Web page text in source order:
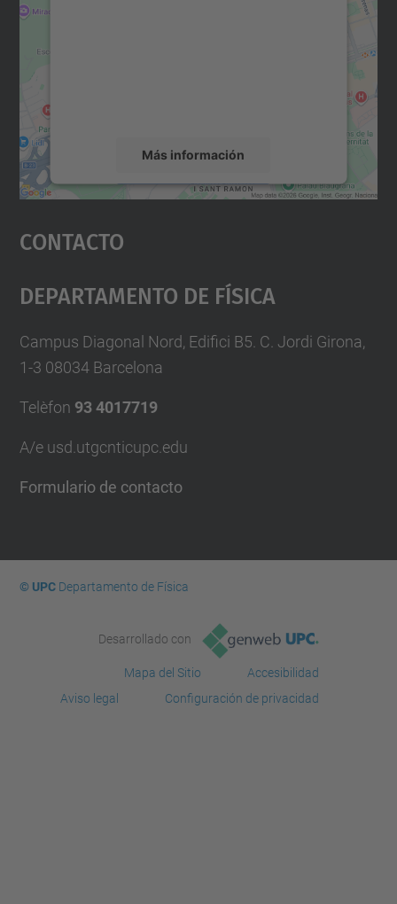
Más información
Aceptar
powered by
Contacto
Departamento De Física
Campus Diagonal Nord, Edifici B5. C. Jordi Girona,
1-3 08034 Barcelona
Telèfon 93 4017719
A/e usd.utgcnticupc.edu
Formulario de contacto
© UPCDepartamento de Física
Desarrollado con
Mapa del Sitio
Accesibilidad
Aviso legal
Configuración de privacidad